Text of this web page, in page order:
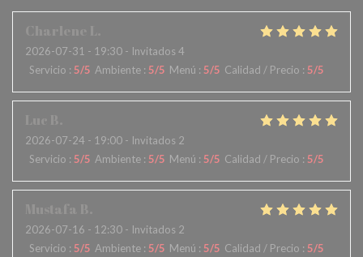
2026-07-31 - 19:30 - Invitados 4
Servicio : 5/5 Ambiente : 5/5 Menú : 5/5 Calidad / Precio : 5/5
2026-07-24 - 19:00 - Invitados 2
Servicio : 5/5 Ambiente : 5/5 Menú : 5/5 Calidad / Precio : 5/5
2026-07-16 - 12:30 - Invitados 2
Servicio : 5/5 Ambiente : 5/5 Menú : 5/5 Calidad / Precio : 5/5